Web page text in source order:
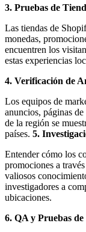
3. Pruebas de
Las tiendas de
monedas,
encuentren los
estas experiencias
4. Verificación de
Los equipos de
anuncios, páginas
de la región se
países. 5.
Entender cómo los
promociones a
valiosos
investigadores a
ubicaciones.
6. QA y Pruebas